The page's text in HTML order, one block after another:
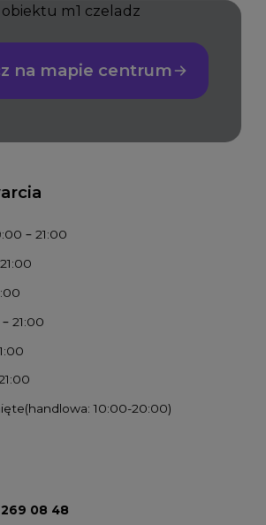
na mapie centrum
– 21:00
21:00
(handlowa: 10:00-20:00)
08 48